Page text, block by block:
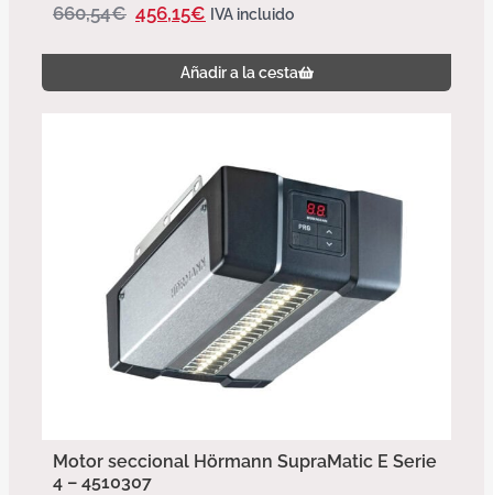
660,54€ 456,15€ IVA incluido
Añadir a la cesta
Motor seccional Hörmann SupraMatic E Serie
4 – 4510307